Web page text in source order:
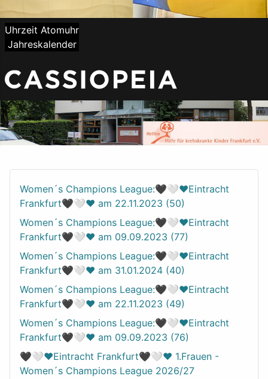
Uhrzeit Atomuhr
Jahreskalender
Women´s Champions League:🖤🤍❤️Eintracht
Frankfurt🖤🤍❤️ am 22.11.2023 (50)
Women´s Champions League:🖤🤍❤️Eintracht
Frankfurt🖤🤍❤️ am 09.09.2023 (77)
Women´s Champions League:🖤🤍❤️Eintracht
Frankfurt🖤🤍❤️ am 31.01.2024 (40)
Women´s Champions League:🖤🤍❤️Eintracht
Frankfurt🖤🤍❤️ am 22.11.2023 (49)
Women´s Champions League:🖤🤍❤️Eintracht
Frankfurt🖤🤍❤️ am 09.09.2023 (76)
🖤🤍❤️Eintracht Frankfurt🖤🤍❤️ 1.Frauen -
Women´s Champions League 2026/27